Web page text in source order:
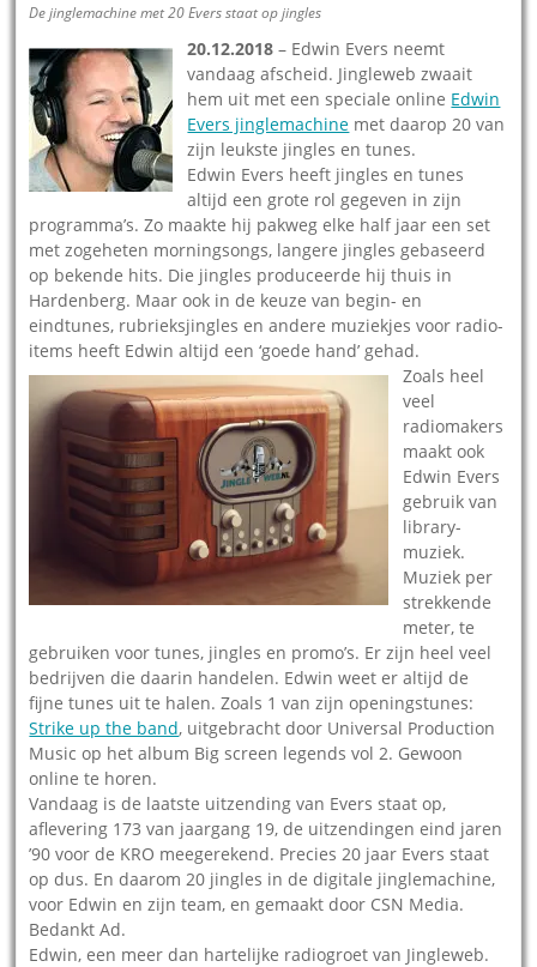
De jinglemachine met 20 Evers staat op jingles
20.12.2018 – Edwin Evers neemt
vandaag afscheid. Jingleweb zwaait
hem uit met een speciale online Edwin
Evers jinglemachine met daarop 20 van
zijn leukste jingles en tunes.
Edwin Evers heeft jingles en tunes
altijd een grote rol gegeven in zijn
programma’s. Zo maakte hij pakweg elke half jaar een set
met zogeheten morningsongs, langere jingles gebaseerd
op bekende hits. Die jingles produceerde hij thuis in
Hardenberg. Maar ook in de keuze van begin- en
eindtunes, rubrieksjingles en andere muziekjes voor radio-
items heeft Edwin altijd een ‘goede hand’ gehad.
Zoals heel
veel
radiomakers
maakt ook
Edwin Evers
gebruik van
library-
muziek.
Muziek per
strekkende
meter, te
gebruiken voor tunes, jingles en promo’s. Er zijn heel veel
bedrijven die daarin handelen. Edwin weet er altijd de
fijne tunes uit te halen. Zoals 1 van zijn openingstunes:
Strike up the band, uitgebracht door Universal Production
Music op het album Big screen legends vol 2. Gewoon
online te horen.
Vandaag is de laatste uitzending van Evers staat op,
aflevering 173 van jaargang 19, de uitzendingen eind jaren
’90 voor de KRO meegerekend. Precies 20 jaar Evers staat
op dus. En daarom 20 jingles in de digitale jinglemachine,
voor Edwin en zijn team, en gemaakt door CSN Media.
Bedankt Ad.
Edwin, een meer dan hartelijke radiogroet van Jingleweb.